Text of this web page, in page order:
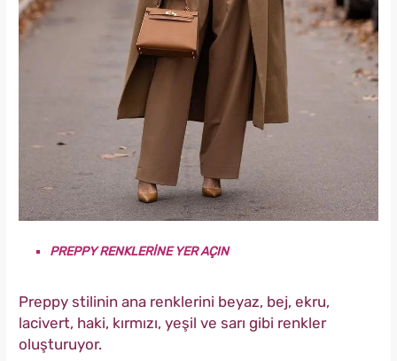
PREPPY RENKLERİNE YER AÇIN
Preppy stilinin ana renklerini beyaz, bej, ekru,
lacivert, haki, kırmızı, yeşil ve sarı gibi renkler
oluşturuyor.